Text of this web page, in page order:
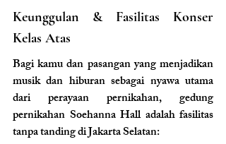
Keunggulan & Fasilitas Konser
Kelas Atas
Bagi kamu dan pasangan yang menjadikan
musik dan hiburan sebagai nyawa utama
dari perayaan pernikahan, gedung
pernikahan Soehanna Hall adalah fasilitas
tanpa tanding di Jakarta Selatan: